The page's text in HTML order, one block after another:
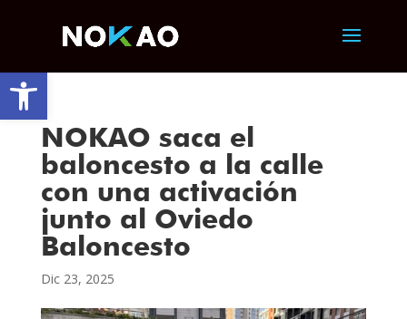
Abrir barra de herramientas
NOKAO saca el
baloncesto a la calle
con una activación
junto al Oviedo
Baloncesto
Dic 23, 2025